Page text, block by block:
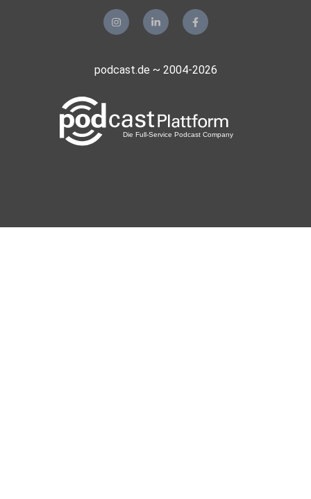
podcast.de ~ 2004-2026